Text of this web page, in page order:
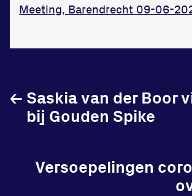
Meeting, Barendrecht 09-06-
Saskia van der Boor
bij Gouden Spike
←
Versoepelingen